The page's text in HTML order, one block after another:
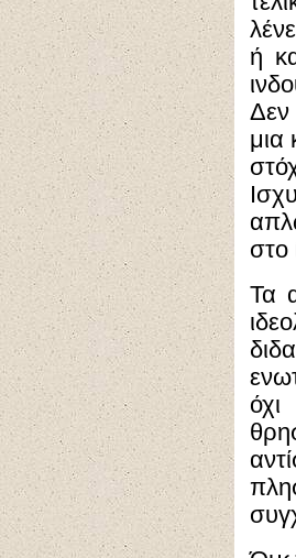
ή
Δεν
μια
στο
Τα